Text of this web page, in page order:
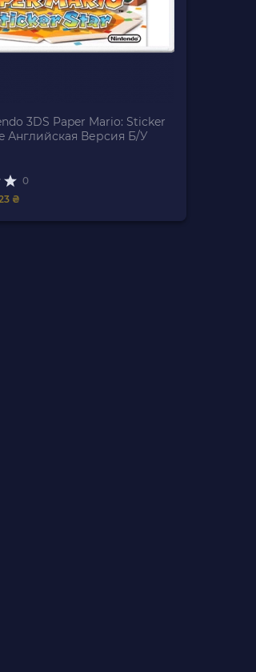
3DS Paper Mario: Sticker
Английская Версия Б/У
0
₴